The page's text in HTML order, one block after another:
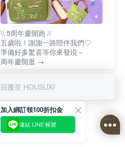
\\ 5周年慶開跑 //
五歲啦！謝謝一路陪伴我們♡
準備好多驚喜等你來發現～
周年慶開逛 →
回覆至 HOUSUXI
加入綁訂領100折扣金
連結 LINE 帳號